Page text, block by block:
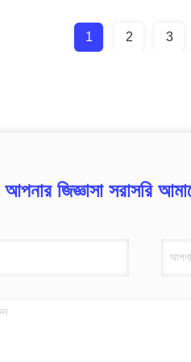
1 2 3
আপনার জিজ্ঞাসা সরাসরি